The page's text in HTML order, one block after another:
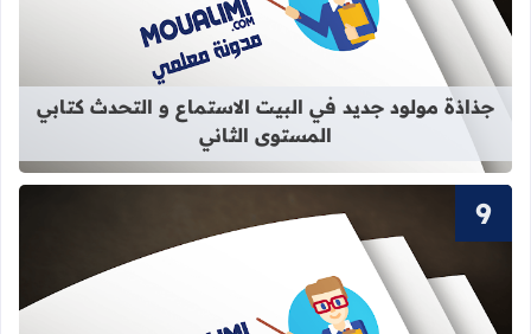
قراءة المزيد عن جذاذة مولود جديد
جذاذة مولود جديد في البيت الاستماع و التحدث كتابي
المستوى الثاني